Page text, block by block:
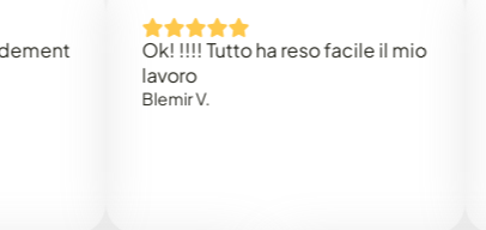
Ok! !!!! Tutto ha reso facile il mio
Easy